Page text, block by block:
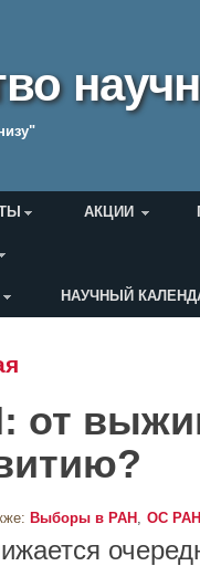
менюАКЦИИ
НАУЧНЫЙ
от
Выборы в РАН ОС РАН